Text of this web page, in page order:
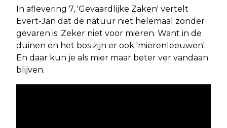
In aflevering 7, 'Gevaardlijke Zaken' vertelt
Evert-Jan dat de natuur niet helemaal zonder
gevaren is. Zeker niet voor mieren. Want in de
duinen en het bos zijn er ook 'mierenleeuwen'.
En daar kun je als mier maar beter ver vandaan
blijven.